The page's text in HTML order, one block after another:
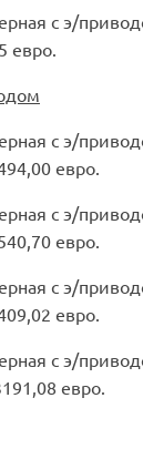
с э/
евро.
с э/
евро.
с э/
евро.
с э/
евро.
с э/
евро.